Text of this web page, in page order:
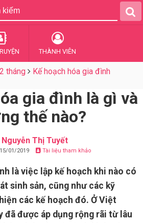
THÀNH VIÊN
tháng Kế hoạch hóa gia đình
gia đình là gì và
thế nào?
Nguyễn Thị Tuyết
01/2019 Tài liệu tham khảo
là việc lập kế hoạch khi nào có
sinh sản, cũng như các kỹ
các kế hoạch đó. Ở Việt
đã được áp dụng rộng rãi từ lâu